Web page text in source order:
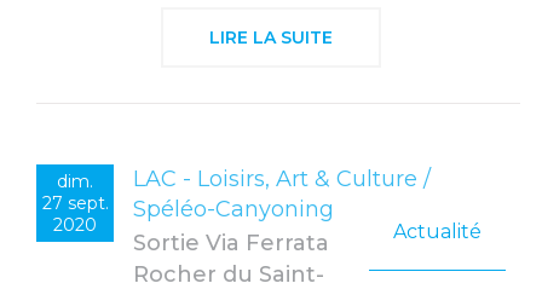
LIRE LA SUITE
dim.
27 sept.
2020
LAC - Loisirs, Art & Culture /
Spéléo-Canyoning
Actualité
Sortie Via Ferrata
Rocher du Saint-